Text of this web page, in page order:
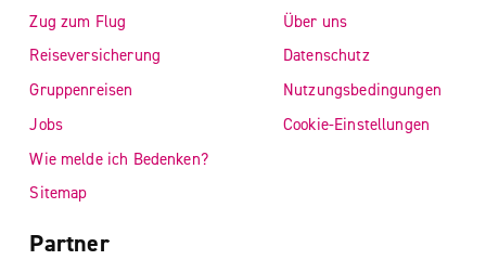
Zug zum Flug
Reiseversicherung
Gruppenreisen
Jobs
Wie melde ich Bedenken?
Sitemap
Über uns
Datenschutz
Nutzungsbedingungen
Cookie-Einstellungen
Partner